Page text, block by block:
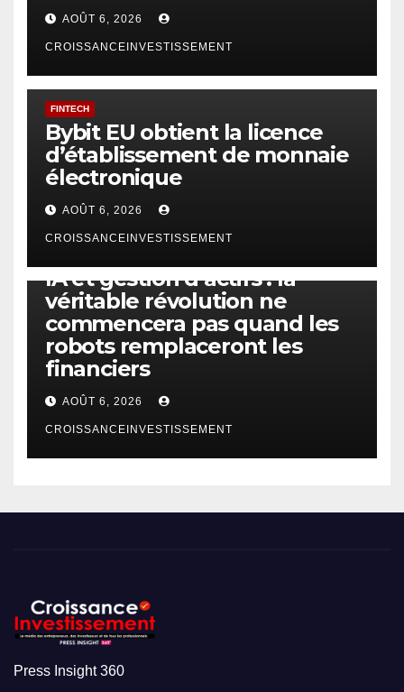
AOÛT 6, 2026
CROISSANCEINVESTISSEMENT
FINTECH
Bybit EU obtient la licence
d’établissement de monnaie
électronique
AOÛT 6, 2026
CROISSANCEINVESTISSEMENT
IA et gestion d’actifs : la
véritable révolution ne
commencera pas quand les
robots remplaceront les
financiers
AOÛT 6, 2026
CROISSANCEINVESTISSEMENT
Press Insight 360